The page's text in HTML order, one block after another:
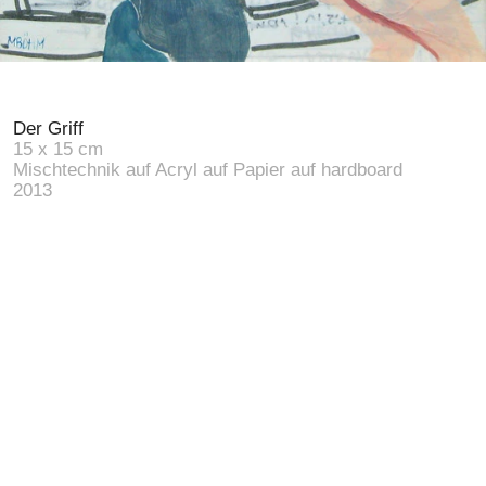
Curriculum
CV
Kontakt
Contacto
Contact
Impressum
Información legal
Imprint
Datenschutz
Der Griff
15 x 15 cm
Mischtechnik auf Acryl auf Papier auf hardboard
Técnica mixta sobre acrílico sobre papel sobre
Mixed media on acrylic on paper on hardboard
2013